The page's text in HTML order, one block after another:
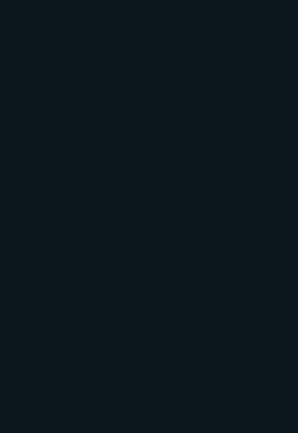
van een vaartuig hetzelve niet
of wanneer er, om welke
tot ligten bestaat, zal het
lading op ligters kunnen
vooraf kennis zal zijn
wier post het naast bij de plaats
moeten ge[1]schieden. De
het toezigt der
dezelve geschiedt,
wetten.
artikel vermeld, zullen niet
van eenig scheepvaartregt,
zal worden in acht
hout, aangebragt door de
schepen als vlot op sleeptouw
de ligters en het houtvlot
het vaartuig, welks lading is